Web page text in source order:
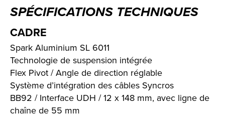
SPÉCIFICATIONS TECHNIQUES
CADRE
Spark Aluminium SL 6011
Technologie de suspension intégrée
Flex Pivot / Angle de direction réglable
Système d’intégration des câbles Syncros
BB92 / Interface UDH / 12 x 148 mm, avec ligne de
chaîne de 55 mm